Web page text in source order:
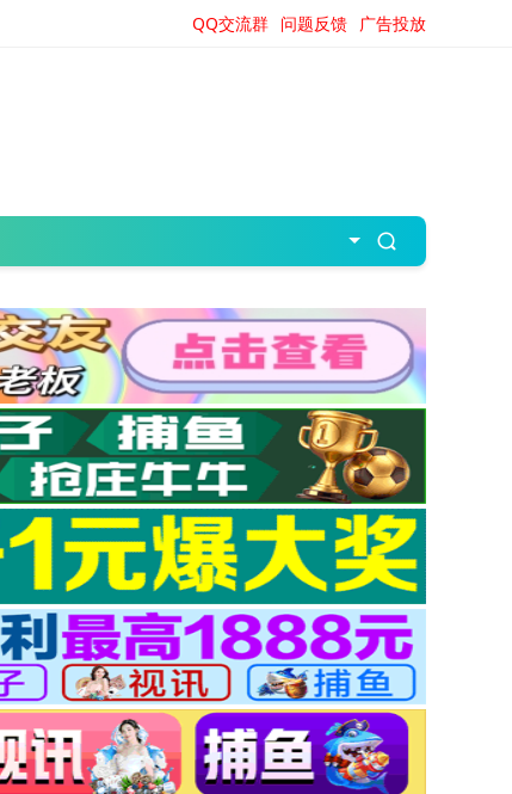
广告投放
问题反馈
QQ交流群